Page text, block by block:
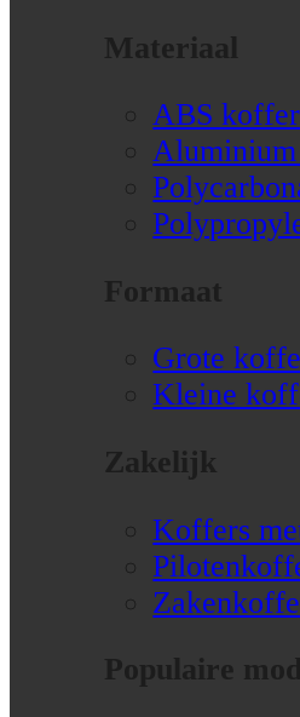
Materiaal
ABS
Formaat
Grote
Kleine
Zakelijk
Koffers
Populaire